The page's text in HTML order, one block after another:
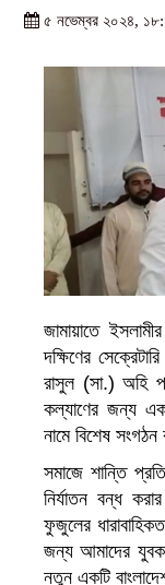
৫ নভেম্বর ২০২৪,
জামায়াতে
দক্ষিণের
রাসুল (সা.) অহি
কল্যাণের জন্য
নামে বিশেষ সংগঠন
সমাজে শান্তি
নির্যাতন বন্ধ
ফুজুলের
জন্য আমাদের যুবক
নতুন একটি